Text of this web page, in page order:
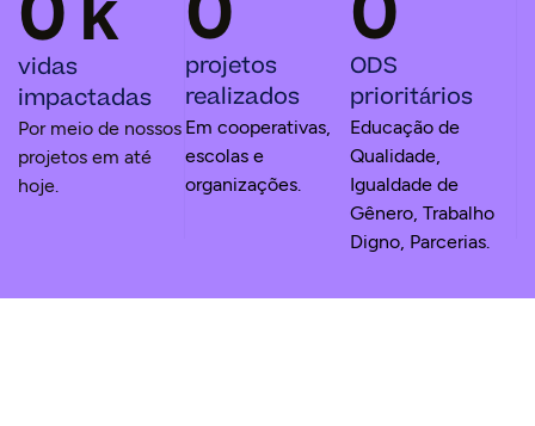
vidas
impactadas
Por meio de nossos
projetos em até
hoje.
projetos
realizados
Em cooperativas,
escolas e
organizações.
ODS
prioritários
Educação de
Qualidade,
Igualdade de
Gênero, Trabalho
Digno, Parcerias.